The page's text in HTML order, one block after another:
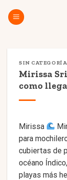
SIN CATEGORÍA
Mirissa
como
Mirissa
para
cubiertas de
océano
playas más